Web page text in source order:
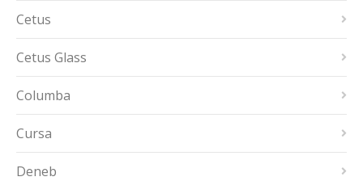
Cetus
Cetus Glass
Columba
Cursa
Deneb